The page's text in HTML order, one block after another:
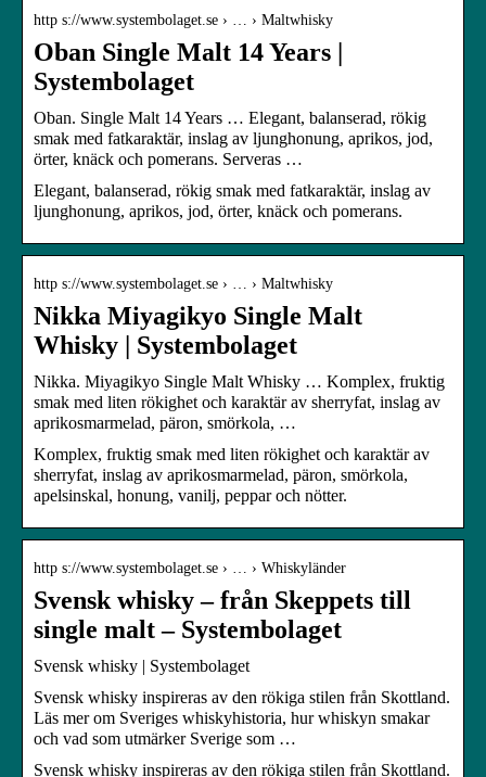
http s://www.systembolaget.se › … › Maltwhisky
Oban Single Malt 14 Years |
Systembolaget
Oban. Single Malt 14 Years … Elegant, balanserad, rökig
smak med fatkaraktär, inslag av ljunghonung, aprikos, jod,
örter, knäck och pomerans. Serveras …
Elegant, balanserad, rökig smak med fatkaraktär, inslag av
ljunghonung, aprikos, jod, örter, knäck och pomerans.
http s://www.systembolaget.se › … › Maltwhisky
Nikka Miyagikyo Single Malt
Whisky | Systembolaget
Nikka. Miyagikyo Single Malt Whisky … Komplex, fruktig
smak med liten rökighet och karaktär av sherryfat, inslag av
aprikosmarmelad, päron, smörkola, …
Komplex, fruktig smak med liten rökighet och karaktär av
sherryfat, inslag av aprikosmarmelad, päron, smörkola,
apelsinskal, honung, vanilj, peppar och nötter.
http s://www.systembolaget.se › … › Whiskyländer
Svensk whisky – från Skeppets till
single malt – Systembolaget
Svensk whisky | Systembolaget
Svensk whisky inspireras av den rökiga stilen från Skottland.
Läs mer om Sveriges whiskyhistoria, hur whiskyn smakar
och vad som utmärker Sverige som …
Svensk whisky inspireras av den rökiga stilen från Skottland.